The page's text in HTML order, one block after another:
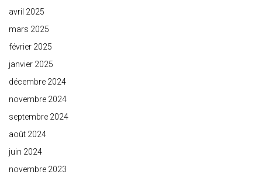
avril 2025
mars 2025
février 2025
janvier 2025
décembre 2024
novembre 2024
septembre 2024
août 2024
juin 2024
novembre 2023